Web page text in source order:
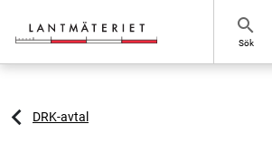
search
Sök
DRK-avtal